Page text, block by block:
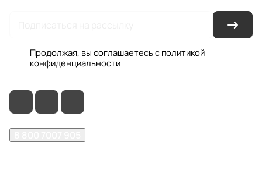
Продолжая, вы соглашаетесь с политикой
конфиденциальности